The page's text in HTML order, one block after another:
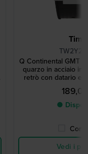
Q Continental GMT
quarzo in acciaio
retrò con datario e
fuso
●
Vedi i